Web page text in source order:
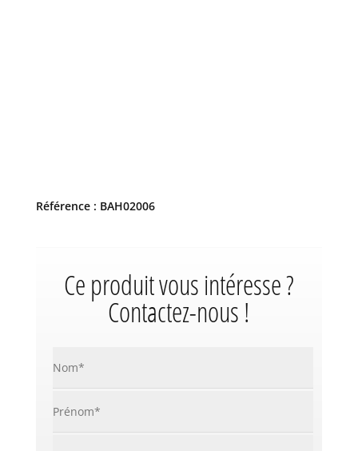
Référence : BAH02006
Ce produit vous intéresse ?
Contactez-nous !